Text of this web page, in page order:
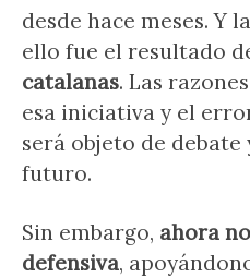
desde hace meses. Y
ello fue el resultado
catalanas. Las
esa iniciativa y el
será objeto de
futuro.
Sin embargo, ahora
defensiva,